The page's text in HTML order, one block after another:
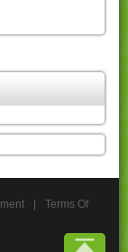
Terms Of